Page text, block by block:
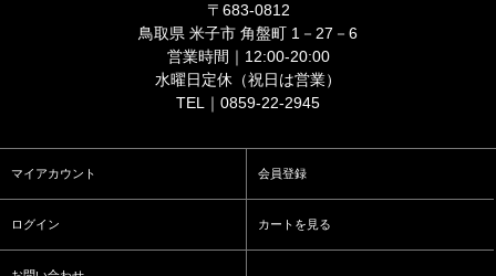
〒683-0812
鳥取県 米子市 角盤町 1－27－6
営業時間｜12:00-20:00
水曜日定休（祝日は営業）
TEL｜0859-22-2945
マイアカウント 会員登録
ログイン カートを見る